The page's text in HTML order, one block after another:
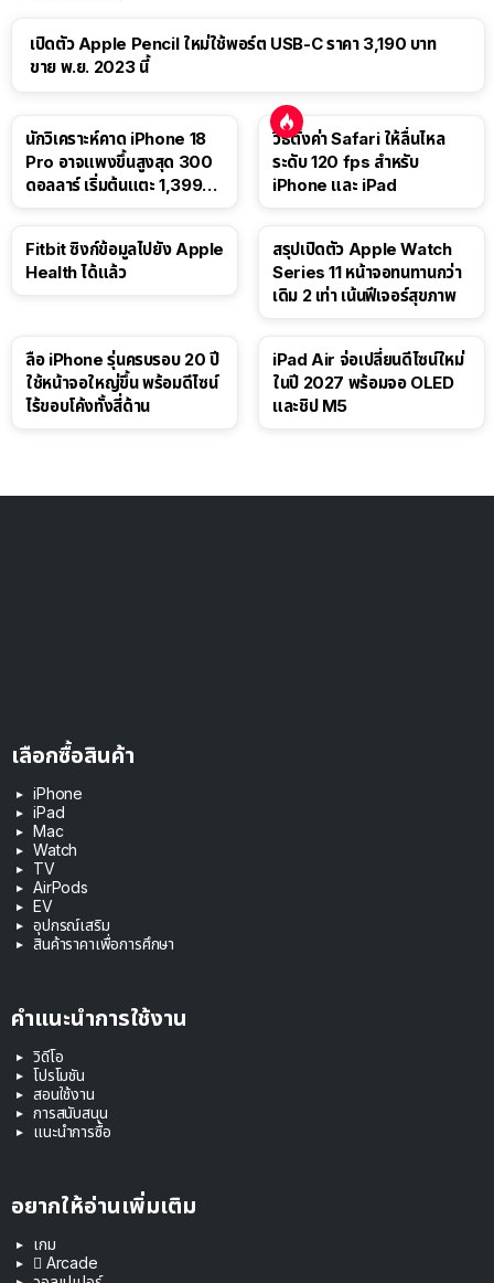
เปิดตัว Apple Pencil ใหม่ใช้พอร์ต USB-C ราคา 3,190 บาท
ขาย พ.ย. 2023 นี้
นักวิเคราะห์คาด iPhone 18
Pro อาจแพงขึ้นสูงสุด 300
ดอลลาร์ เริ่มต้นแตะ 1,399
วิธีตั้งค่า Safari ให้ลื่นไหล
ระดับ 120 fps สำหรับ
iPhone และ iPad
Fitbit ซิงก์ข้อมูลไปยัง Apple
Health ได้แล้ว
สรุปเปิดตัว Apple Watch
Series 11 หน้าจอทนทานกว่า
เดิม 2 เท่า เน้นฟีเจอร์สุขภาพ
ลือ iPhone รุ่นครบรอบ 20 ปี
ใช้หน้าจอใหญ่ขึ้น พร้อมดีไซน์
ไร้ขอบโค้งทั้งสี่ด้าน
iPad Air จ่อเปลี่ยนดีไซน์ใหม่
ในปี 2027 พร้อมจอ OLED
และชิป M5
เลือกซื้อสินค้า
iPhone
iPad
Mac
Watch
TV
AirPods
EV
อุปกรณ์เสริม
สินค้าราคาเพื่อการศึกษา
คำแนะนำการใช้งาน
วิดีโอ
โปรโมชัน
สอนใช้งาน
การสนับสนุน
แนะนำการซื้อ
อยากให้อ่านเพิ่มเติม
เกม
 Arcade